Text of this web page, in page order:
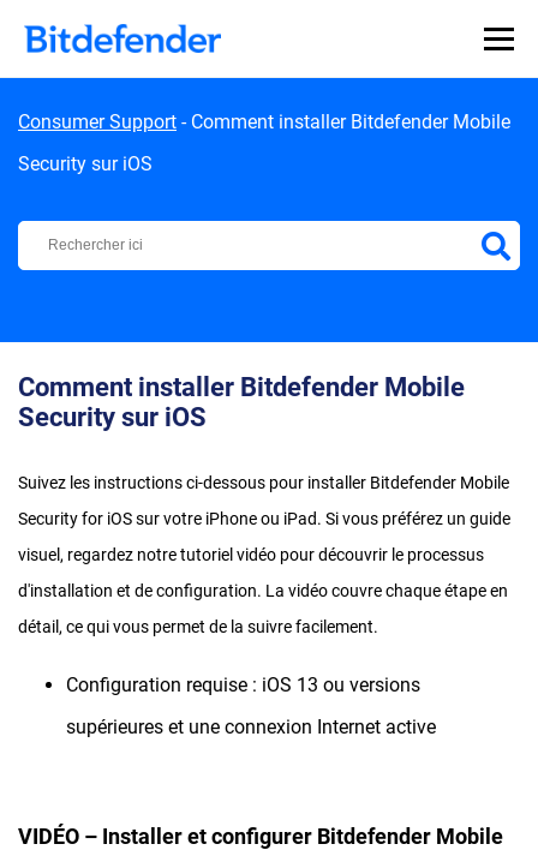
Consumer Support - Comment installer Bitdefender Mobile
Security sur iOS
Centre d'Assistance Bitdefender
Comment installer Bitdefender Mobile
Security sur iOS
Suivez les instructions ci-dessous pour installer Bitdefender Mobile
Security for iOS sur votre iPhone ou iPad. Si vous préférez un guide
visuel, regardez notre tutoriel vidéo pour découvrir le processus
d'installation et de configuration. La vidéo couvre chaque étape en
détail, ce qui vous permet de la suivre facilement.
Configuration requise : iOS 13 ou versions
supérieures et une connexion Internet active
VIDÉO – Installer et configurer Bitdefender Mobile